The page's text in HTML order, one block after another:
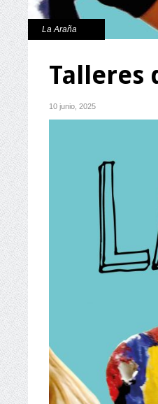
La Araña
Talleres
10 junio, 2025